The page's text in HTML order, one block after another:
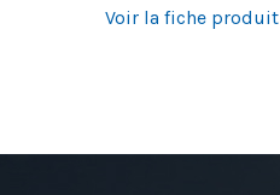
Voir la fiche produit